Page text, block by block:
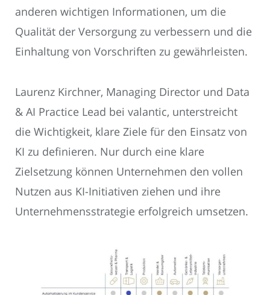
anderen wichtigen Informationen, um die
Qualität der Versorgung zu verbessern und die
Einhaltung von Vorschriften zu gewährleisten.
Laurenz Kirchner, Managing Director und Data
& AI Practice Lead bei valantic, unterstreicht
die Wichtigkeit, klare Ziele für den Einsatz von
KI zu definieren. Nur durch eine klare
Zielsetzung können Unternehmen den vollen
Nutzen aus KI-Initiativen ziehen und ihre
Unternehmensstrategie erfolgreich umsetzen.